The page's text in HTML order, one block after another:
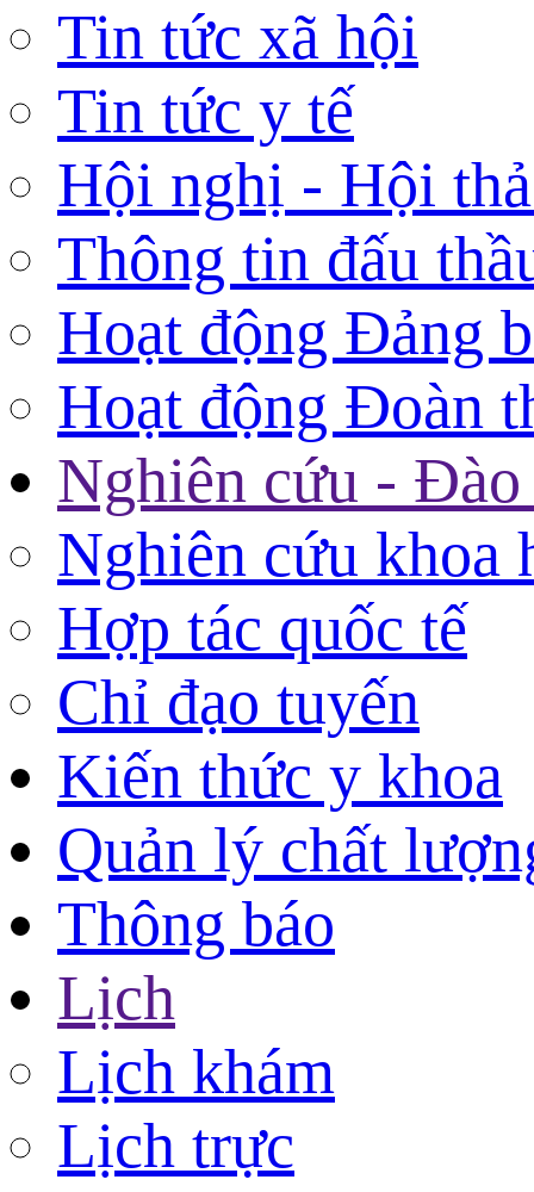
Tin tức xã hội
Tin tức y tế
Hội nghị - Hội
Thông tin đấu
Hoạt động Đảng
Hoạt động Đoàn
Nghiên cứu - Đào
Nghiên cứu khoa
Hợp tác quốc tế
Chỉ đạo tuyến
Kiến thức y khoa
Quản lý chất
Thông báo
Lịch
Lịch khám
Lịch trực